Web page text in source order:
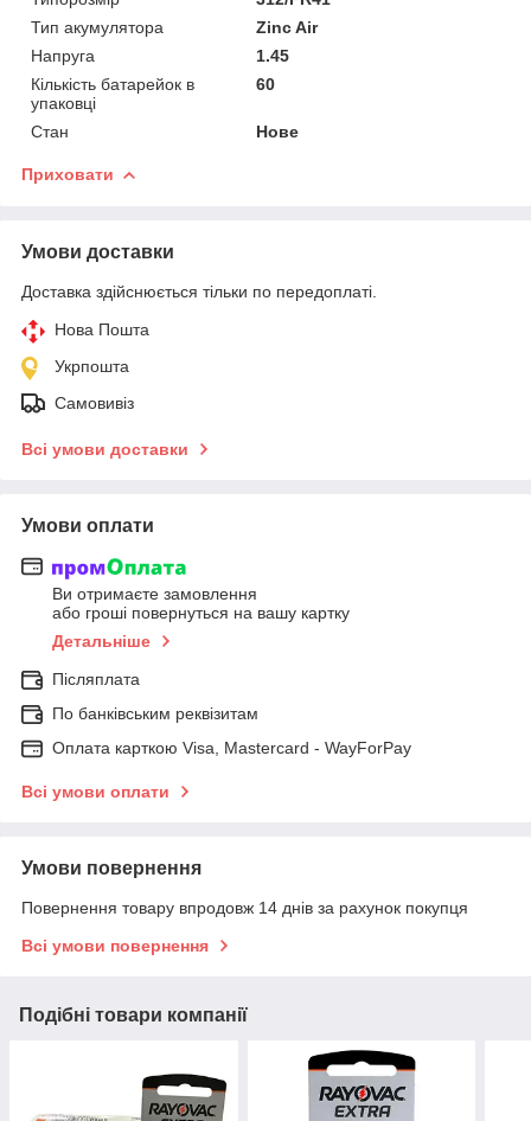
Тип акумулятора
Zinc Air
Напруга
1.45
Кількість батарейок в
упаковці
60
Стан Нове
Приховати
Умови доставки
Доставка здійснюється тільки по передоплаті.
Нова Пошта
Укрпошта
Самовивіз
Всі умови доставки
Умови оплати
Ви отримаєте замовлення
або гроші повернуться на вашу картку
Детальніше
Післяплата
По банківським реквізитам
Оплата карткою Visa, Mastercard - WayForPay
Всі умови оплати
Умови повернення
Повернення товару впродовж 14 днів за рахунок покупця
Всі умови повернення
Подібні товари компанії